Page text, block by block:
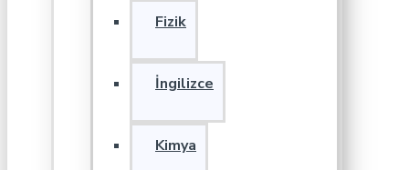
Fizik
İngilizce
Kimya